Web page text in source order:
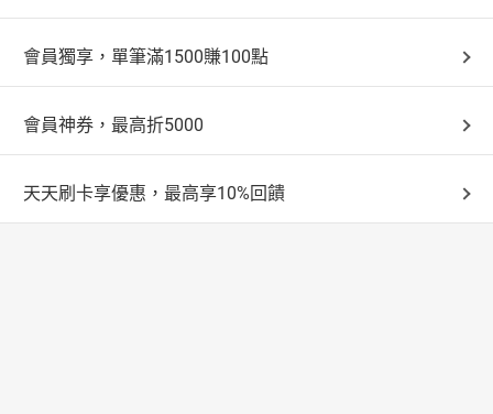
會員獨享，單筆滿1500賺100點
會員神券，最高折5000
天天刷卡享優惠，最高享10%回饋